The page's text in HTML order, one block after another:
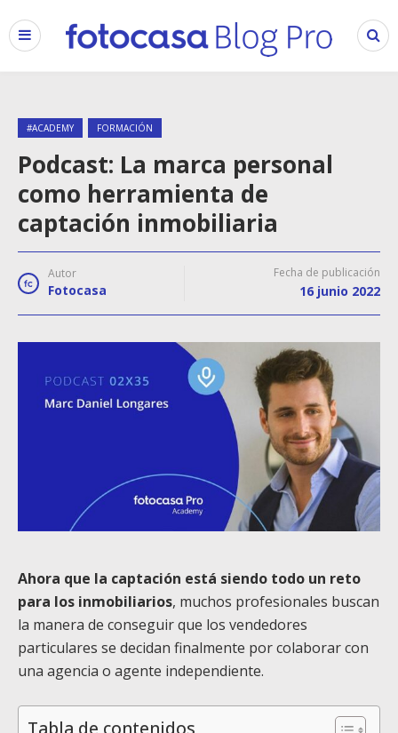
#ACADEMY FORMACIÓN
Podcast: La marca personal
como herramienta de
captación inmobiliaria
Autor
Fotocasa
Fecha de publicación
16 junio 2022
Ahora que la captación está siendo todo un reto
para los inmobiliarios, muchos profesionales buscan
la manera de conseguir que los vendedores
particulares se decidan finalmente por colaborar con
una agencia o agente independiente.
Tabla de contenidos